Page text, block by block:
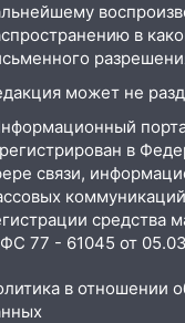
в
может не
в
связи,
средства
77 - 61045 от
в отношении